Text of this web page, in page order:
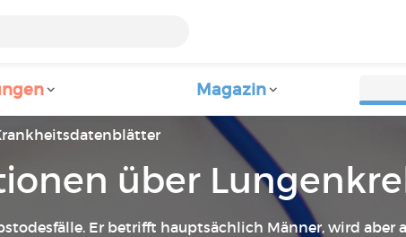
Magazin
über
Er betrifft hauptsächlich Männer, wird aber